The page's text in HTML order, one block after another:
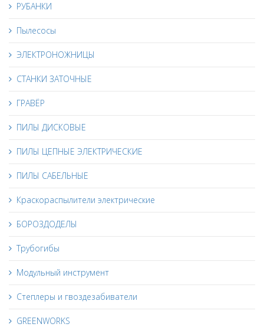
РУБАНКИ
Пылесосы
ЭЛЕКТРОНОЖНИЦЫ
СТАНКИ ЗАТОЧНЫЕ
ГРАВЁР
ПИЛЫ ДИСКОВЫЕ
ПИЛЫ ЦЕПНЫЕ ЭЛЕКТРИЧЕСКИЕ
ПИЛЫ САБЕЛЬНЫЕ
Краскораспылители электрические
БОРОЗДОДЕЛЫ
Трубогибы
Модульный инструмент
Степлеры и гвоздезабиватели
GREENWORKS